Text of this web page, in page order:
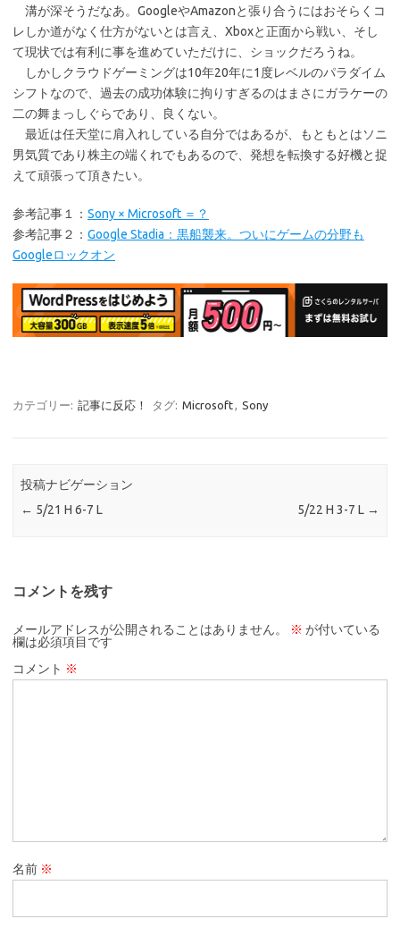
溝が深そうだなあ。GoogleやAmazonと張り合うにはおそらくコ
レしか道がなく仕方がないとは言え、Xboxと正面から戦い、そし
て現状では有利に事を進めていただけに、ショックだろうね。
しかしクラウドゲーミングは10年20年に1度レベルのパラダイム
シフトなので、過去の成功体験に拘りすぎるのはまさにガラケーの
二の舞まっしぐらであり、良くない。
最近は任天堂に肩入れしている自分ではあるが、もともとはソニ
男気質であり株主の端くれでもあるので、発想を転換する好機と捉
えて頑張って頂きたい。
参考記事１： Sony × Microsoft ＝？
参考記事２： Google Stadia：黒船襲来。ついにゲームの分野も
Googleロックオン
カテゴリー: 記事に反応！ タグ: Microsoft, Sony
投稿ナビゲーション
← 5/21 H 6-7 L 5/22 H 3-7 L →
コメントを残す
メールアドレスが公開されることはありません。 ※ が付いている
欄は必須項目です
コメント ※
名前 ※